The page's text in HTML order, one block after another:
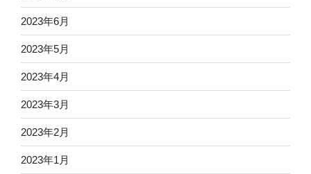
2023年6月
2023年5月
2023年4月
2023年3月
2023年2月
2023年1月